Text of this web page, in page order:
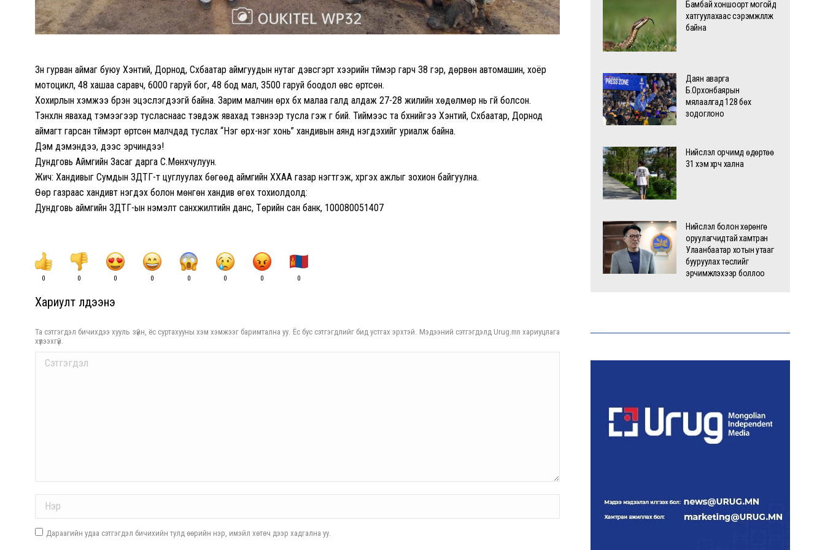
Зүүн гурван аймаг буюу Хэнтий, Дорнод, Сүхбаатар аймгуудын нутаг дэвсгэрт хээрийн түймэр гарч 38 гэр, дөрвөн автомашин, хоёр
мотоцикл, 48 хашаа саравч, 6000 гаруй бог, 48 бод мал, 3500 гаруй боодол өвс өртсөн.
Хохирлын хэмжээ бүрэн эцэслэгдээгүй байна. Зарим малчин өрх бүх малаа галд алдаж 27-28 жилийн хөдөлмөр нь үгүй болсон.
Тэнхлүүн явахад тэмээгээр тусласнаас тэвдэж явахад тэвнээр тусла гэж үг бий. Тиймээс та бүхнийгээ Хэнтий, Сүхбаатар, Дорнод
аймагт гарсан түймэрт өртсөн малчдад туслах “Нэг өрх-нэг хонь” хандивын аянд нэгдэхийг уриалж байна.
Дэм дэмэндээ, дээс эрчиндээ!
Дундговь Аймгийн Засаг дарга С.Мөнхчулуун.
Жич: Хандивыг Сумдын ЗДТГ-т цуглуулах бөгөөд аймгийн ХХАА газар нэгтгэж, хүргэх ажлыг зохион байгуулна.
Өөр газраас хандивт нэгдэх болон мөнгөн хандив өгөх тохиолдолд:
Дундговь аймгийн ЗДТГ-ын нэмэлт санхүүжилтийн данс, Төрийн сан банк, 100080051407
0 0 0 0 0 0 0 0
Хариулт үлдээнэ үү
Та сэтгэгдэл бичихдээ хууль зүйн, ёс суртахууны хэм хэмжээг баримтална уу. Ёс бус сэтгэгдлийг бид устгах эрхтэй. Мэдээний сэтгэгдэлд Urug.mn хариуцлага
хүлээхгүй.
Comment
Дараагийн удаа сэтгэгдэл бичихийн тулд өөрийн нэр, имэйл хөтөч дээр хадгална уу.
Бамбай хоншоорт могойд
хатгуулахаас сэрэмжлүүлж
байна
Даян аварга
Б.Орхонбаярын
мялаалгад 128 бөх
зодоглоно
Нийслэл орчимд өдөртөө
31 хэм хүрч хална
Нийслэл болон хөрөнгө
оруулагчидтай хамтран
Улаанбаатар хотын утааг
бууруулах төслийг
эрчимжүүлэхээр боллоо
бүртгэл өмнөх оноос 1.3
хайрхны төрийн тахилгад
оролцлоо
хүргэлээ